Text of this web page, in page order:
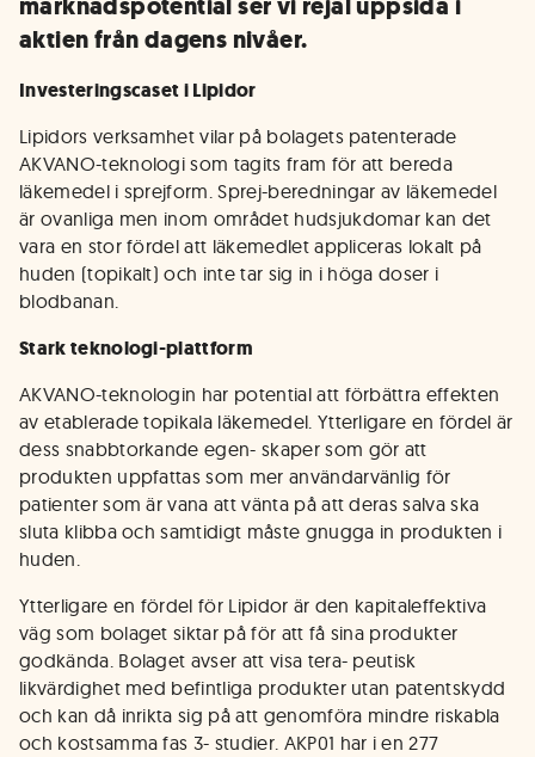
marknadspotential ser vi rejäl uppsida i
aktien från dagens nivåer.
Investeringscaset i Lipidor
Lipidors verksamhet vilar på bolagets patenterade
AKVANO-teknologi som tagits fram för att bereda
läkemedel i sprejform. Sprej-beredningar av läkemedel
är ovanliga men inom området hudsjukdomar kan det
vara en stor fördel att läkemedlet appliceras lokalt på
huden (topikalt) och inte tar sig in i höga doser i
blodbanan.
Stark teknologi-plattform
AKVANO-teknologin har potential att förbättra effekten
av etablerade topikala läkemedel. Ytterligare en fördel är
dess snabbtorkande egen- skaper som gör att
produkten uppfattas som mer användarvänlig för
patienter som är vana att vänta på att deras salva ska
sluta klibba och samtidigt måste gnugga in produkten i
huden.
Ytterligare en fördel för Lipidor är den kapitaleffektiva
väg som bolaget siktar på för att få sina produkter
godkända. Bolaget avser att visa tera- peutisk
likvärdighet med befintliga produkter utan patentskydd
och kan då inrikta sig på att genomföra mindre riskabla
och kostsamma fas 3- studier. AKP01 har i en 277